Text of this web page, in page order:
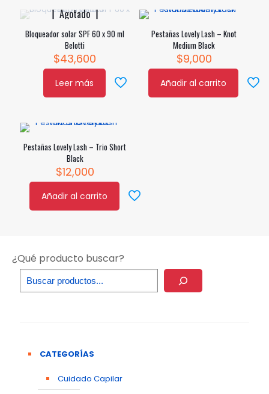
Agotado
Bloqueador solar SPF 60 x 90 ml
Belotti
$43,600
Leer más
Pestañas Lovely Lash – Knot
Medium Black
$9,000
Añadir al carrito
Pestañas Lovely Lash – Trio Short
Black
$12,000
Añadir al carrito
¿Qué producto buscar?
CATEGORÍAS
Cuidado Capilar